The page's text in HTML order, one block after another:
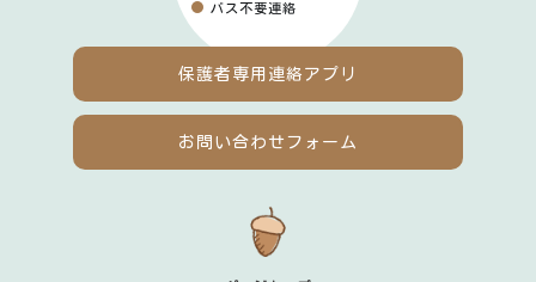
お問い合わせフォーム
保護者専用 連絡アプリ
バス不要連絡